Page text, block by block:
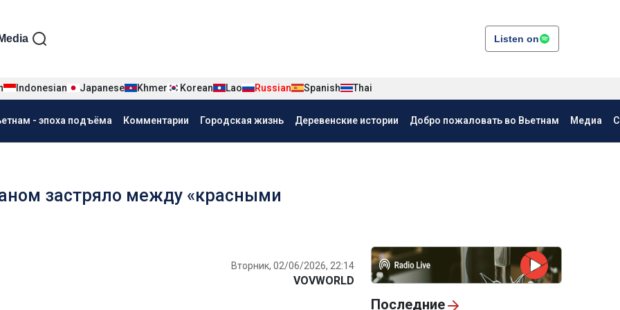
tiếng Nga
Media Listen on
Indonesian Japanese Khmer Korean Lao Russian Spanish Thai
- эпоха подъёма Комментарии Городская жизнь Деревенские истории Добро пожаловать во Вьетнам Медиа
застряло между «красными
Вторник, 02/06/2026, 22:14
VOVWORLD
Последние